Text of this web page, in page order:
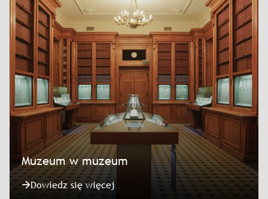
Muzeum w muzeum
Dowiedz się więcej